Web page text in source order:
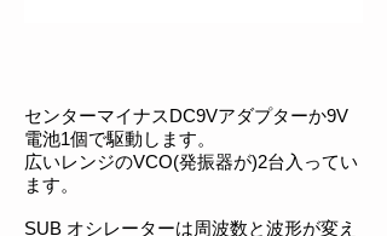
センターマイナスDC9Vアダプターか9V
電池1個で駆動します。
広いレンジのVCO(発振器が)2台入ってい
ます。
SUB オシレーターは周波数と波形が変え